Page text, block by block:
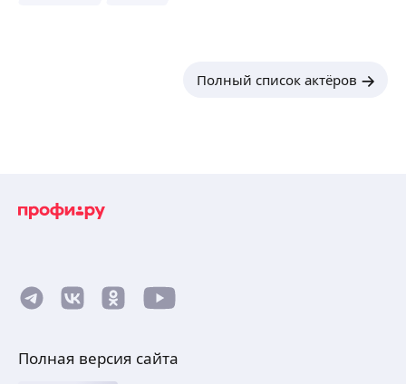
Полный список актёров
Полная версия сайта